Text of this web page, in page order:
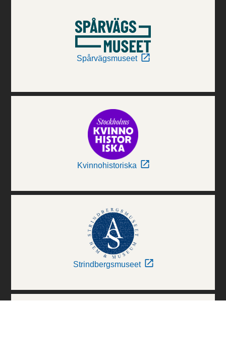
Spårvägsmuseet
Kvinnohistoriska
Strindbergsmuseet